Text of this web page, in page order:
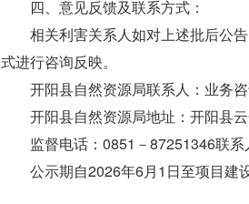
四、意见反馈及联系方式：
相关利害关系人如对上述批后公
式进行咨询反映。
开阳县自然资源局联系人：业务
开阳县自然资源局地址：开阳县
监督电话：0851－87251346联系
公示期自2026年6月1日至项目建